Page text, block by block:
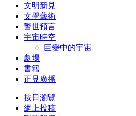
文明新見
文學藝術
警世預言
宇宙時空
巨變中的宇宙
劇場
書籍
正見廣播
按日瀏覽
網上投稿